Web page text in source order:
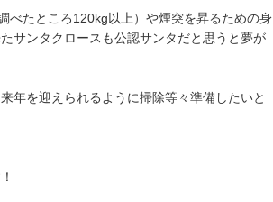
べたところ120kg以上）や煙突を昇るための身
サンタクロースも公認サンタだと思うと夢が
年を迎えられるように掃除等々準備したいと